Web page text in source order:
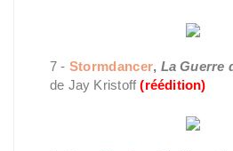
7 - Stormdancer, La Guerre
de Jay Kristoff(réédition)